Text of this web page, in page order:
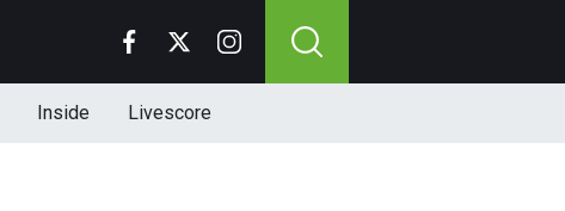
Inside Livescore